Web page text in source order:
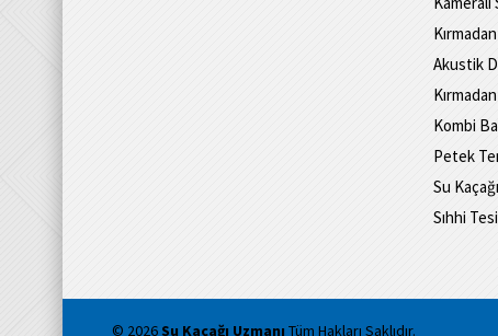
Akustik
Kombi
Petek
Su
Sıhhi
© 2026 Su Kaçağı Uzmanı Tüm Hakları Saklıdır.